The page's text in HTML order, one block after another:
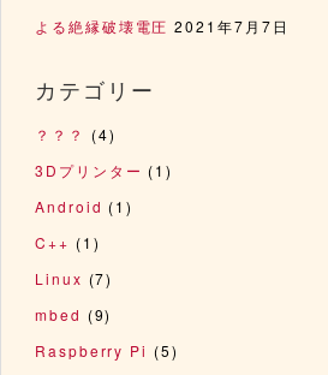
よる絶縁破壊電圧 2021年7月7日
カテゴリー
？？？
(4)
3Dプリンター (1)
Android (1)
C++ (1)
Linux (7)
mbed (9)
Raspberry Pi (5)